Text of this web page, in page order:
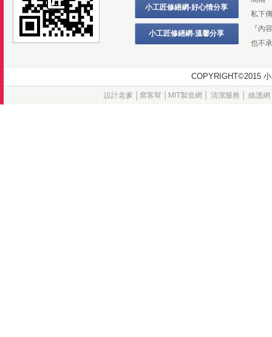
小工匠修繕網-好心情分享
小工匠修繕網-溫馨分享
私下
『內
也不
設計老爹 窩客幫│ MIT製造網 清潔服務 維護網